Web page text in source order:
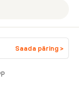
Saada päring >